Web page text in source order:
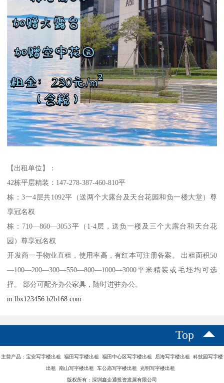
【出租单位】：
42栋平层精装：147-278-387-460-810平
栋：3一4层共1092平（送两个大露台及天台花园和负一楼大堂）尊
享冠名权
栋：710—860—3053平（1-4层，送负一楼及三个大露台和天台花
园）尊享冠名权
开发商一手物业直租，使用率高，有红本可注册备案。 出租面积50
—100—200—300—550—800—1000—3000平米精装或毛坯均可选
择。 部分可配齐办公家具，随时进驻办公。
m.lbx123456.b2b168.com
Top
主营产品：宝安写字楼出租 福田写字楼出租 福田中心区写字楼出租 后海写字楼出租 科技园写字楼
出租 南山写字楼出租 车公庙写字楼出租 光明写字楼出租
版权所有：深圳鑫企通投资发展有限公司